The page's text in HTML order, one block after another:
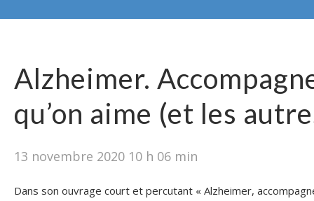
Alzheimer.
qu’on aime (et les
13 novembre 2020 10 h 06 min
Dans son ouvrage court et percutant « Alzheimer,